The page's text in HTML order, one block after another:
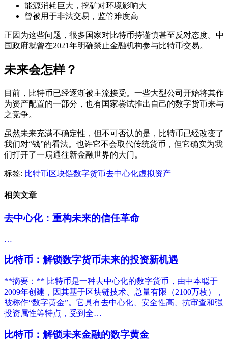
能源消耗巨大，挖矿对环境影响大
曾被用于非法交易，监管难度高
正因为这些问题，很多国家对比特币持谨慎甚至反对态度。中
国政府就曾在2021年明确禁止金融机构参与比特币交易。
未来会怎样？
目前，比特币已经逐渐被主流接受。一些大型公司开始将其作
为资产配置的一部分，也有国家尝试推出自己的数字货币来与
之竞争。
虽然未来充满不确定性，但不可否认的是，比特币已经改变了
我们对“钱”的看法。也许它不会取代传统货币，但它确实为我
们打开了一扇通往新金融世界的大门。
标签: 比特币区块链数字货币去中心化虚拟资产
相关文章
去中心化：重构未来的信任革命
…
比特币：解锁数字货币未来的投资新机遇
**摘要：** 比特币是一种去中心化的数字货币，由中本聪于
2009年创建，因其基于区块链技术、总量有限（2100万枚），
被称作“数字黄金”。它具有去中心化、安全性高、抗审查和强
投资属性等特点，受到全…
比特币：解锁未来金融的数字黄金